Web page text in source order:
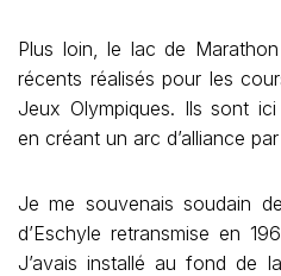
Plus loin, le lac de
récents réalisés pour les
Jeux Olympiques. Ils sont
en créant un arc d’alliance
Je me souvenais soudain
d’Eschyle retransmise en
J’avais installé au fond de